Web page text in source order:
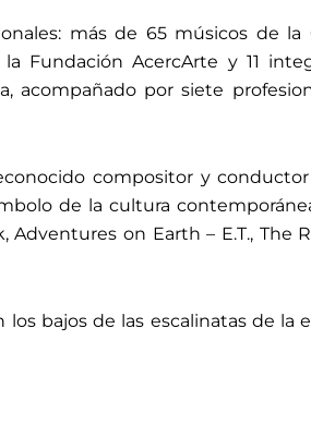
más de 65 músicos de la
Fundación AcercArte y 11
acompañado por siete
compositor y
de la cultura
on Earth – E.T., The
bajos de las escalinatas de la